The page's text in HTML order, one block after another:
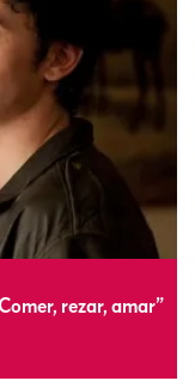
rezar, amar”